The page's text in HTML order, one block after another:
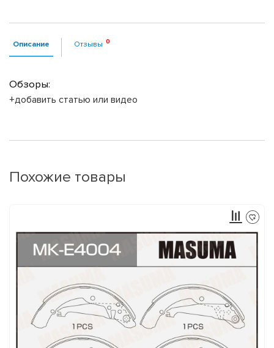
Описание Отзывы
Обзоры:
+добавить статью или видео
Похожие товары